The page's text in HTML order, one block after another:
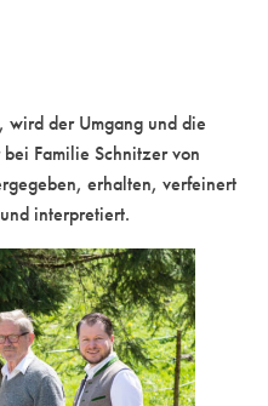
wird der Umgang und die
Familie Schnitzer von
erhalten, verfeinert
interpretiert.